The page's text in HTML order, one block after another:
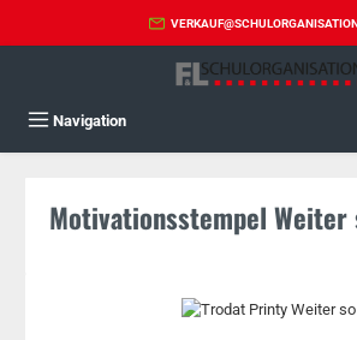
Zum Hauptinhalt springen
Navigation
Motivationsstempel Weiter
Bildergalerie überspringen